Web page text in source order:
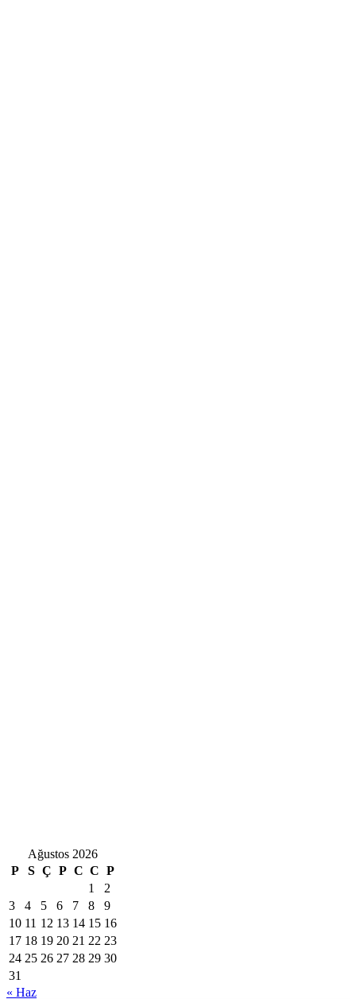
Ağustos 2026
P
S Ç P C C P
1
2
3
4 5 6 7 8
9
10 11 12 13 14 15 16
17 18 19 20 21 22 23
24 25 26 27 28 29 30
31
« Haz